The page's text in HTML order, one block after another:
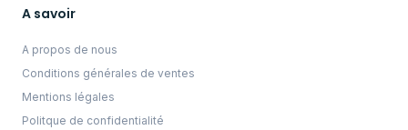
A savoir
A propos de nous
Conditions générales de ventes
Mentions légales
Politque de confidentialité